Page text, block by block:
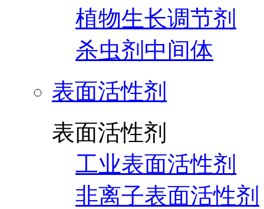
植物生长调节剂
杀虫剂中间体
表面活性剂
表面活性剂
工业表面活性剂
非离子表面活性剂